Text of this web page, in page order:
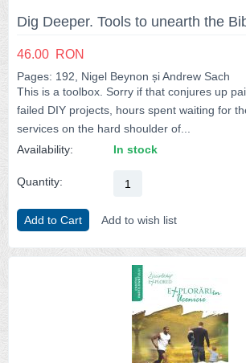
Dig Deeper. Tools to unearth the
46.00 RON
Pages: 192, Nigel Beynon și Andrew Sach
This is a toolbox. Sorry if that conjures up
failed DIY projects, hours spent waiting for
services on the hard shoulder of...
Availability:
In stock
Quantity:
Add to Cart Add to wish list